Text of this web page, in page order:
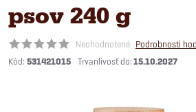
psov 240 g
Neohodnotené Podrobnosti
Kód: 531421015 15.10.2027